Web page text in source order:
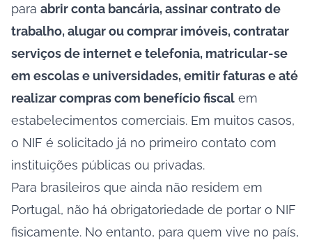
para abrir conta bancária, assinar contrato de
trabalho, alugar ou comprar imóveis, contratar
serviços de internet e telefonia, matricular-se
em escolas e universidades, emitir faturas e até
realizar compras com benefício fiscal em
estabelecimentos comerciais. Em muitos casos,
o NIF é solicitado já no primeiro contato com
instituições públicas ou privadas.
Para brasileiros que ainda não residem em
Portugal, não há obrigatoriedade de portar o NIF
fisicamente. No entanto, para quem vive no país,